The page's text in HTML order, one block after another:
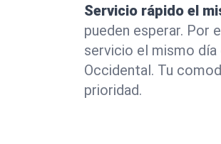
Servicio rápido el
pueden esperar. Por
servicio el mismo día
Occidental. Tu
prioridad.